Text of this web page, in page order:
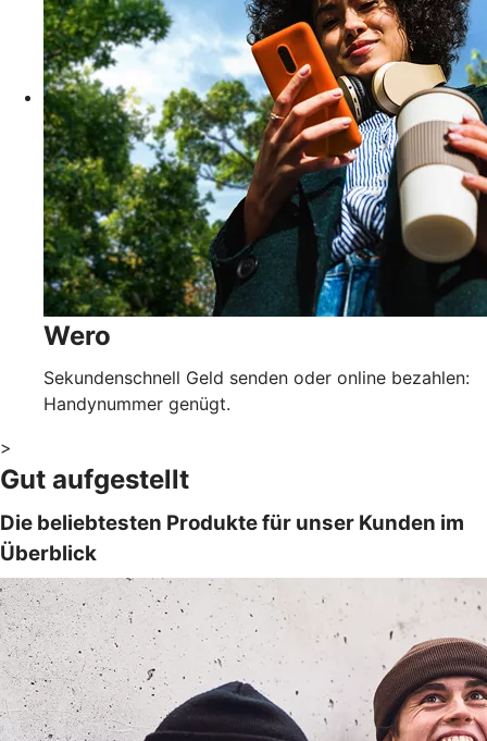
Wero
Sekundenschnell Geld senden oder online bezahlen:
Handynummer genügt.
>
Gut aufgestellt
Die beliebtesten Produkte für unser Kunden im
Überblick